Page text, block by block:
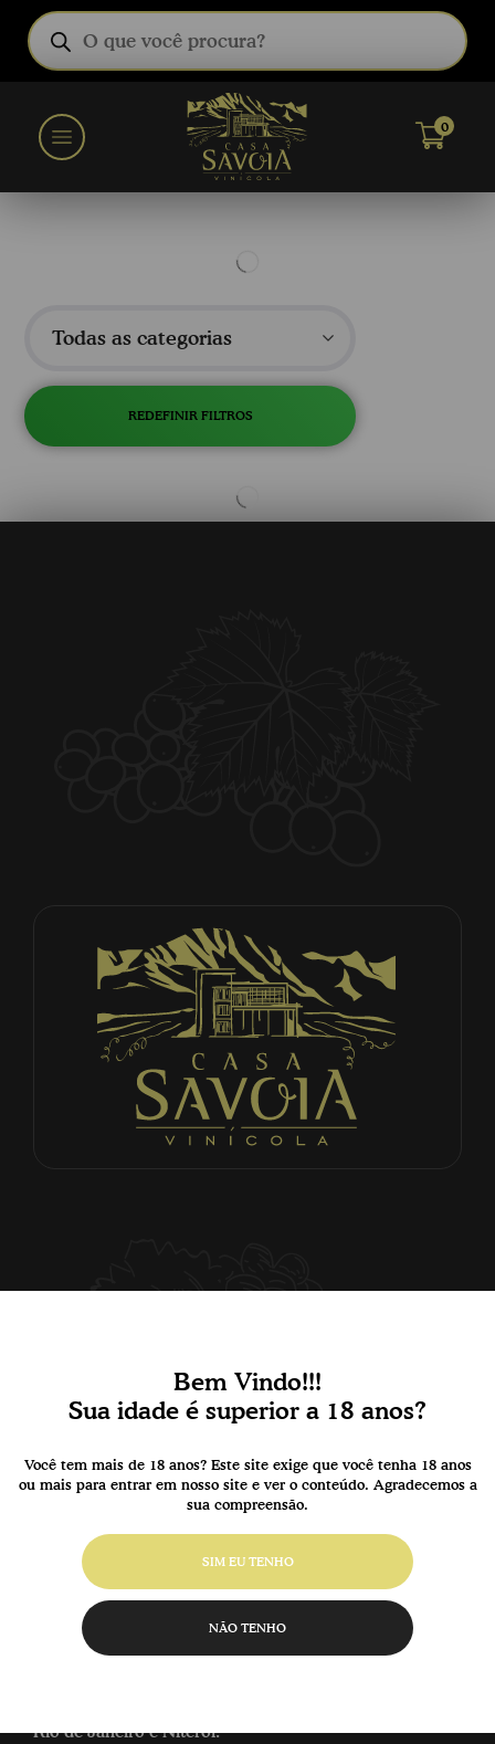
Bem Vindo!!!
Sua idade é superior a 18 anos?
Você tem mais de 18 anos? Este site exige que você tenha 18 anos
ou mais para entrar em nosso site e ver o conteúdo. Agradecemos a
sua compreensão.
SIM EU TENHO
NÃO TENHO
0
Todas as categorias
REDEFINIR FILTROS
- Atendimento
Rua Alfredo Pessi, 449 – Centro Nova Veneza/SC.
(48) 3436.5571
Rio de Janeiro e Niterói.